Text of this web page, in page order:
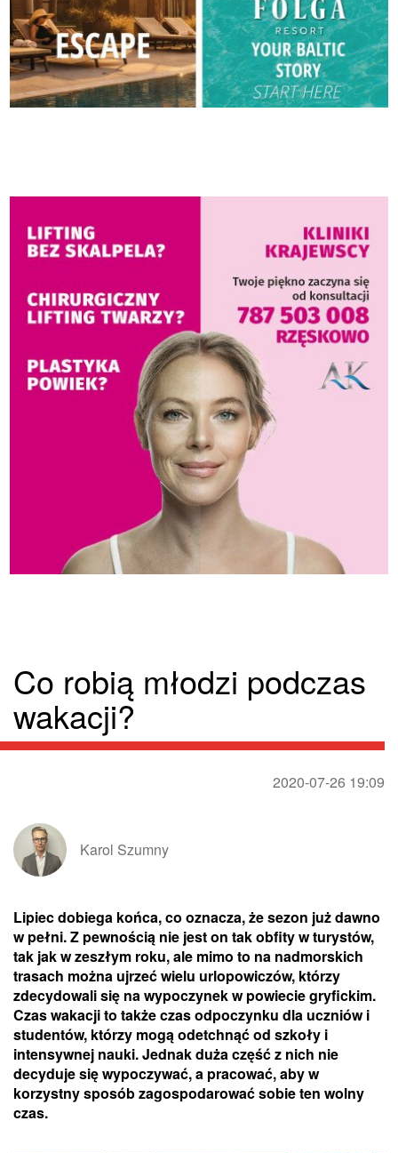
Co robią młodzi podczas
wakacji?
2020-07-26 19:09
Karol Szumny
Lipiec dobiega końca, co oznacza, że sezon już dawno
w pełni. Z pewnością nie jest on tak obfity w turystów,
tak jak w zeszłym roku, ale mimo to na nadmorskich
trasach można ujrzeć wielu urlopowiczów, którzy
zdecydowali się na wypoczynek w powiecie gryfickim.
Czas wakacji to także czas odpoczynku dla uczniów i
studentów, którzy mogą odetchnąć od szkoły i
intensywnej nauki. Jednak duża część z nich nie
decyduje się wypoczywać, a pracować, aby w
korzystny sposób zagospodarować sobie ten wolny
czas.